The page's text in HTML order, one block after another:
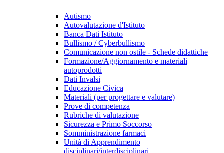
Autismo
Autovalutazione d'Istituto
Banca Dati Istituto
Bullismo / Cyberbullismo
Comunicazione non ostile - Schede didattiche
Formazione/Aggiornamento e materiali
autoprodotti
Dati Invalsi
Educazione Civica
Materiali (per progettare e valutare)
Prove di competenza
Rubriche di valutazione
Sicurezza e Primo Soccorso
Somministrazione farmaci
Unità di Apprendimento